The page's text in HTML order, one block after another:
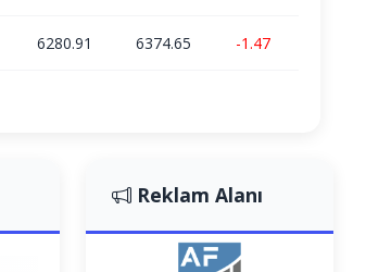
6280.91 6374.65 -1.47
Reklam Alanı